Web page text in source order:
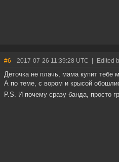
#6 - 2017-07-26 11:39:28 UTC Edited
Деточка не плачь, мама купит тебе
А по теме, с вором и крысой
P.S. И почему сразу банда, просто